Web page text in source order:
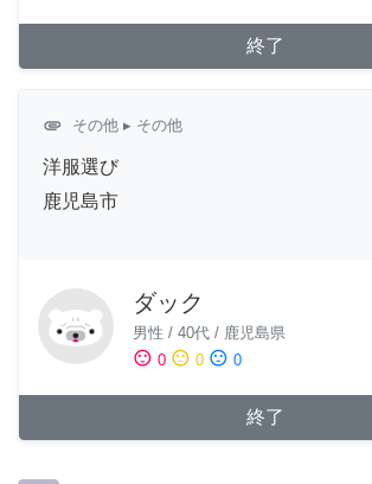
終了
attachment その他 ▸ その他
洋服選び
鹿児島市
ダック
男性 / 40代 / 鹿児島県
sentiment_satisfied 0 sentiment_neutral 0 sentiment_dissatisfied 0
終了